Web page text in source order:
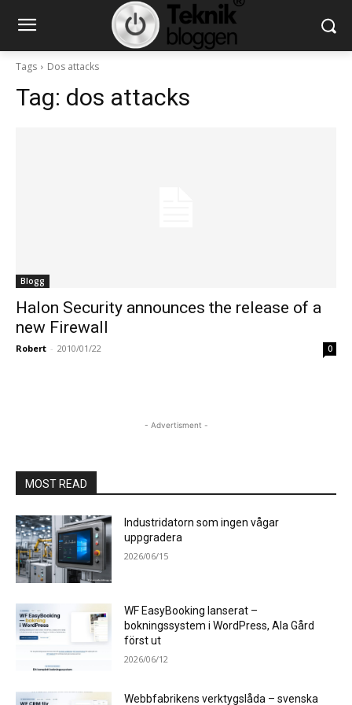
Tags Dos attacks
Tag: dos attacks
Blogg
Halon Security announces the release of a
new Firewall
Robert - 2010/01/22 0
- Advertisment -
MOST READ
Industridatorn som ingen vågar
uppgradera
2026/06/15
WF EasyBooking lanserat –
bokningssystem i WordPress, Ala Gård
först ut
2026/06/12
Webbfabrikens verktygslåda – svenska